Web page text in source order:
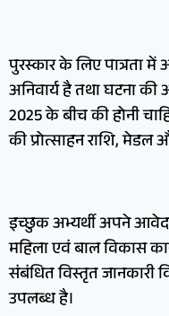
पुरस्कार के लिए पात्रता
अनिवार्य है तथा घटना की
2025 के बीच की होनी
की प्रोत्साहन राशि, मेडल
इच्छुक अभ्यर्थी अपने
महिला एवं बाल विकास
संबंधित विस्तृत जानकारी
उपलब्ध है।